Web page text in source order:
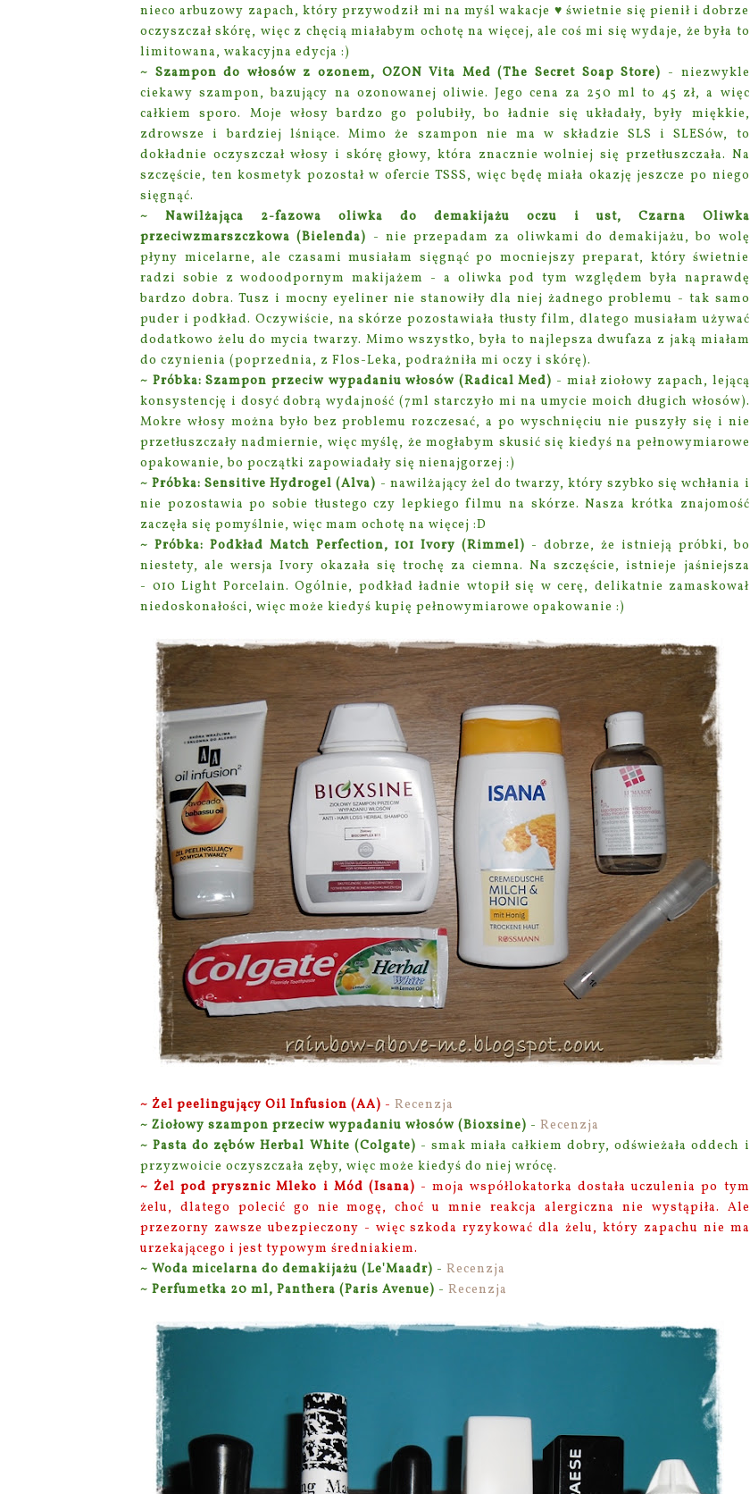
nieco arbuzowy zapach, który przywodził mi na myśl wakacje ♥ świetnie się pienił i dobrze
oczyszczał skórę, więc z chęcią miałabym ochotę na więcej, ale coś mi się wydaje, że była to
limitowana, wakacyjna edycja :)
~ Szampon do włosów z ozonem, OZON Vita Med (The Secret Soap Store) - niezwykle
ciekawy szampon, bazujący na ozonowanej oliwie. Jego cena za 250 ml to 45 zł, a więc
całkiem sporo. Moje włosy bardzo go polubiły, bo ładnie się układały, były miękkie,
zdrowsze i bardziej lśniące. Mimo że szampon nie ma w składzie SLS i SLESów, to
dokładnie oczyszczał włosy i skórę głowy, która znacznie wolniej się przetłuszczała. Na
szczęście, ten kosmetyk pozostał w ofercie TSSS, więc będę miała okazję jeszcze po niego
sięgnąć.
~ Nawilżająca 2-fazowa oliwka do demakijażu oczu i ust, Czarna Oliwka
przeciwzmarszczkowa (Bielenda) - nie przepadam za oliwkami do demakijażu, bo wolę
płyny micelarne, ale czasami musiałam sięgnąć po mocniejszy preparat, który świetnie
radzi sobie z wodoodpornym makijażem - a oliwka pod tym względem była naprawdę
bardzo dobra. Tusz i mocny eyeliner nie stanowiły dla niej żadnego problemu - tak samo
puder i podkład. Oczywiście, na skórze pozostawiała tłusty film, dlatego musiałam używać
dodatkowo żelu do mycia twarzy. Mimo wszystko, była to najlepsza dwufaza z jaką miałam
do czynienia (poprzednia, z Flos-Leka, podrażniła mi oczy i skórę).
~ Próbka: Szampon przeciw wypadaniu włosów (Radical Med) - miał ziołowy zapach, lejącą
konsystencję i dosyć dobrą wydajność (7ml starczyło mi na umycie moich długich włosów).
Mokre włosy można było bez problemu rozczesać, a po wyschnięciu nie puszyły się i nie
przetłuszczały nadmiernie, więc myślę, że mogłabym skusić się kiedyś na pełnowymiarowe
opakowanie, bo początki zapowiadały się nienajgorzej :)
~ Próbka: Sensitive Hydrogel (Alva) - nawilżający żel do twarzy, który szybko się wchłania i
nie pozostawia po sobie tłustego czy lepkiego filmu na skórze. Nasza krótka znajomość
zaczęła się pomyślnie, więc mam ochotę na więcej :D
~ Próbka: Podkład Match Perfection, 101 Ivory (Rimmel) - dobrze, że istnieją próbki, bo
niestety, ale wersja Ivory okazała się trochę za ciemna. Na szczęście, istnieje jaśniejsza
- 010 Light Porcelain. Ogólnie, podkład ładnie wtopił się w cerę, delikatnie zamaskował
niedoskonałości, więc może kiedyś kupię pełnowymiarowe opakowanie :)
~ Żel peelingujący Oil Infusion (AA) - Recenzja
~ Ziołowy szampon przeciw wypadaniu włosów (Bioxsine) - Recenzja
~ Pasta do zębów Herbal White (Colgate) - smak miała całkiem dobry, odświeżała oddech i
przyzwoicie oczyszczała zęby, więc może kiedyś do niej wrócę.
~ Żel pod prysznic Mleko i Mód (Isana) - moja współlokatorka dostała uczulenia po tym
żelu, dlatego polecić go nie mogę, choć u mnie reakcja alergiczna nie wystąpiła. Ale
przezorny zawsze ubezpieczony - więc szkoda ryzykować dla żelu, który zapachu nie ma
urzekającego i jest typowym średniakiem.
~ Woda micelarna do demakijażu (Le'Maadr) - Recenzja
~ Perfumetka 20 ml, Panthera (Paris Avenue) - Recenzja